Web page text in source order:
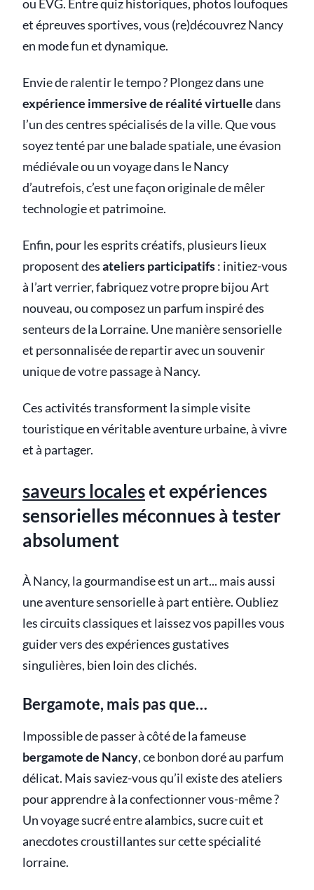
ou EVG. Entre quiz historiques, photos loufoques
et épreuves sportives, vous (re)découvrez Nancy
en mode fun et dynamique.
Envie de ralentir le tempo ? Plongez dans une
expérience immersive de réalité virtuelledans
l’un des centres spécialisés de la ville. Que vous
soyez tenté par une balade spatiale, une évasion
médiévale ou un voyage dans le Nancy
d’autrefois, c’est une façon originale de mêler
technologie et patrimoine.
Enfin, pour les esprits créatifs, plusieurs lieux
proposent desateliers participatifs: initiez-vous
à l’art verrier, fabriquez votre propre bijou Art
nouveau, ou composez un parfum inspiré des
senteurs de la Lorraine. Une manière sensorielle
et personnalisée de repartir avec un souvenir
unique de votre passage à Nancy.
Ces activités transforment la simple visite
touristique en véritable aventure urbaine, à vivre
et à partager.
saveurs localeset expériences
sensorielles méconnues à tester
absolument
À Nancy, la gourmandise est un art... mais aussi
une aventure sensorielle à part entière. Oubliez
les circuits classiques et laissez vos papilles vous
guider vers des expériences gustatives
singulières, bien loin des clichés.
Bergamote, mais pas que…
Impossible de passer à côté de la fameuse
bergamote de Nancy, ce bonbon doré au parfum
délicat. Mais saviez-vous qu’il existe des ateliers
pour apprendre à la confectionner vous-même ?
Un voyage sucré entre alambics, sucre cuit et
anecdotes croustillantes sur cette spécialité
lorraine.